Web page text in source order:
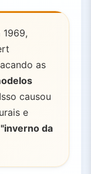
1969,
as
causou
e
"inverno da